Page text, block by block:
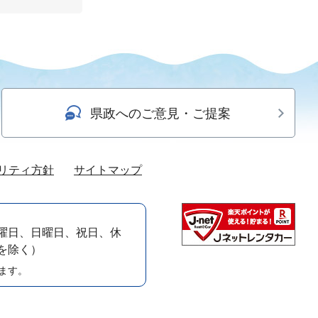
県政へのご意見・ご提案
ティ方針 サイトマップ
日、日曜日、祝日、休
除く）
す。